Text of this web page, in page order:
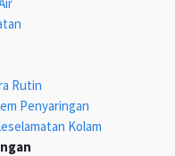
Rutin
Penyaringan
Kolam